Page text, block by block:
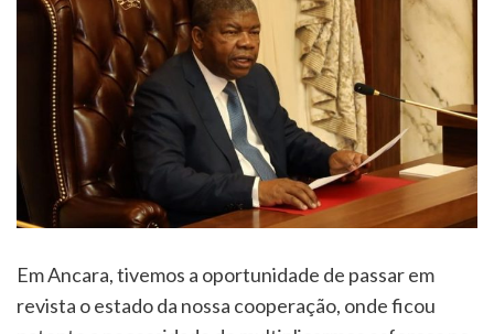
Em Ancara, tivemos a oportunidade de passar em
revista o estado da nossa cooperação, onde ficou